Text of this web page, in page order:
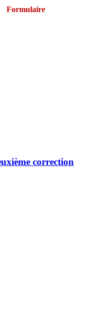
Formulaire
correction